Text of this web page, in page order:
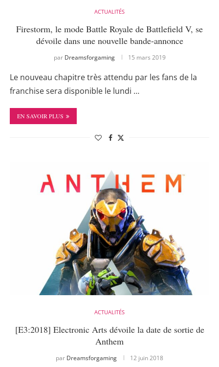
ACTUALITÉS
Firestorm, le mode Battle Royale de Battlefield V, se
dévoile dans une nouvelle bande-annonce
par Dreamsforgaming 15 mars 2019
Le nouveau chapitre très attendu par les fans de la
franchise sera disponible le lundi …
EN SAVOIR PLUS
ACTUALITÉS
[E3:2018] Electronic Arts dévoile la date de sortie de
Anthem
par Dreamsforgaming 12 juin 2018